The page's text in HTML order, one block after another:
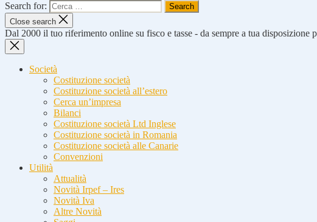
Search for:
Close search
Dal 2000 il tuo riferimento online su fisco e tasse - da sempre a tua disposizione
Società
Costituzione società
Costituzione società all’estero
Cerca un’impresa
Bilanci
Costituzione società Ltd Inglese
Costituzione società in Romania
Costituzione società alle Canarie
Convenzioni
Utilità
Attualità
Novità Irpef – Ires
Novità Iva
Altre Novità